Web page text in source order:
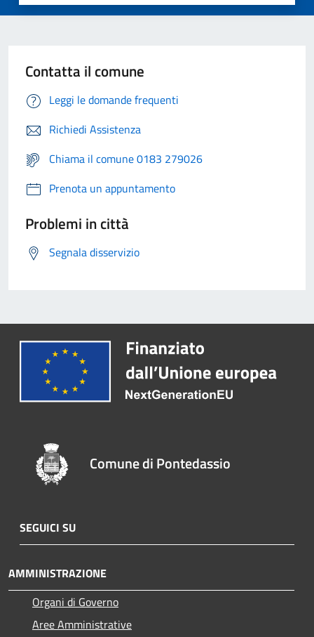
Contatta il comune
Leggi le domande frequenti
Richiedi Assistenza
Chiama il comune 0183 279026
Prenota un appuntamento
Problemi in città
Segnala disservizio
Comune di Pontedassio
SEGUICI SU
AMMINISTRAZIONE
Organi di Governo
Aree Amministrative